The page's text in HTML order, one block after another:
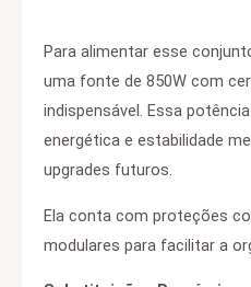
Para alimentar esse
uma fonte de 850W com
indispensável. Essa
energética e estabilidade
upgrades futuros.
Ela conta com proteções
modulares para facilitar a